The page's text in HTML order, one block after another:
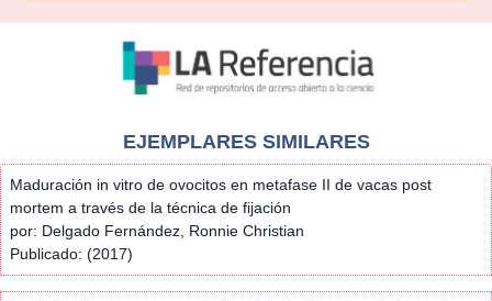
EJEMPLARES SIMILARES
Maduración in vitro de ovocitos en metafase II de vacas post
mortem a través de la técnica de fijación
por: Delgado Fernández, Ronnie Christian
Publicado: (2017)